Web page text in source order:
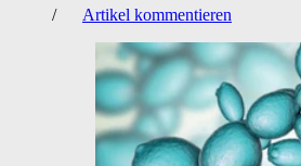
/
Artikel kommentieren